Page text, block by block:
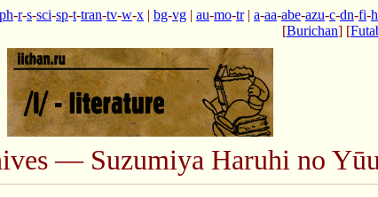
ph-r-s-sci-sp-t-tran-tv-w-x | bg-vg | au-mo-tr| a-aa-abe-azu-c-dn-fi-
[Burichan] [
— Suzumiya Haruhi no